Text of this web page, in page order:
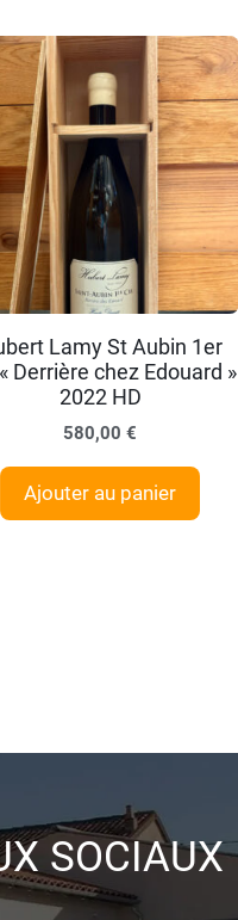
Lamy St Aubin 1er
Derrière chez Edouard »
2022 HD
580,00€
Ajouter au panier
SOCIAUX